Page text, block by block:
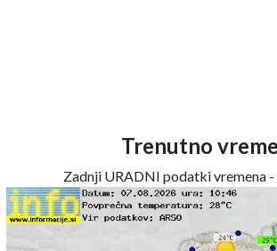
Trenutno vreme
Zadnji URADNI podatki vremena -